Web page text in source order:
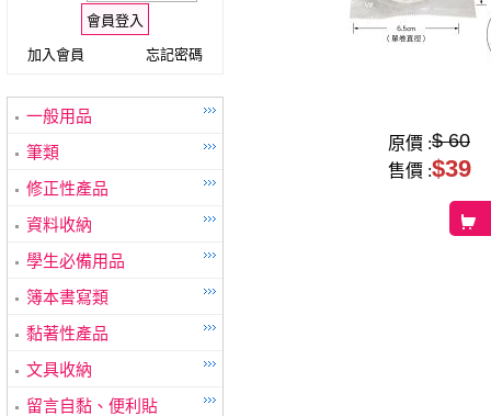
加入會員 忘記密碼
一般用品
筆類
修正性產品
資料收納
學生必備用品
簿本書寫類
黏著性產品
文具收納
留言自黏、便利貼
原價 :$ 60
售價 :$39